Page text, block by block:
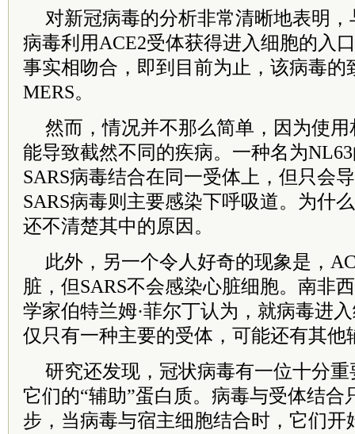
对新冠病毒的分析非常清晰地表明，
病毒利用ACE2受体获得进入细胞的入
事实相吻合，即到目前为止，该病毒的
MERS。
然而，情况并不那么简单，因为使
能导致截然不同的疾病。一种名为
SARS病毒结合在同一受体上，但只会
SARS病毒则主要感染下呼吸道。为什
还不清楚其中的原因。
此外，另一个令人好奇的现象是，
脏，但SARS不会感染心脏细胞。南非
学家伯特兰姆·菲尔丁认为，就病毒进
仅只有一种主要的受体，可能还有其他
研究还发现，冠状病毒有一位十分重
它们的“辅助”蛋白质。病毒与受体结合
步，当病毒与宿主细胞结合时，它们开